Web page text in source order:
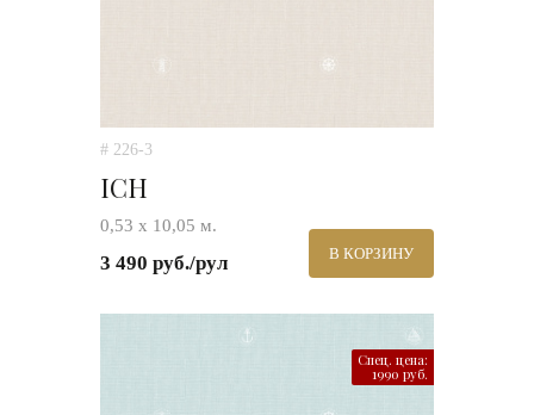
# 226-3
ICH
0,53 х 10,05 м.
3 490 руб./рул В КОРЗИНУ
Спец. цена:
1990 руб.